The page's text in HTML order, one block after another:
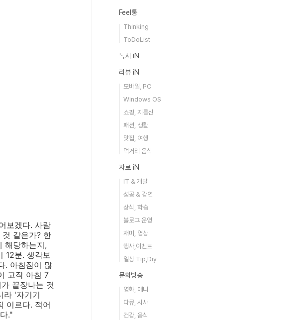
보겠다. 사람
같은가? 한
해당하는지,
12분. 생각보
. 아침잠이 많
고작 아침 7
끝장나는 것
라 '자기기
이르다. 적어
."
Feel통
Thinking
ToDoList
독서 iN
리뷰 iN
모바일, PC
Windows OS
쇼핑, 지름신
패션, 생활
맛집, 여행
먹거리 음식
자료 iN
IT & 개발
성공 & 강연
상식, 학습
블로그 운영
재미, 영상
행사,이벤트
일상 Tip,Diy
문화방송
영화, 애니
다큐, 시사
건강, 음식